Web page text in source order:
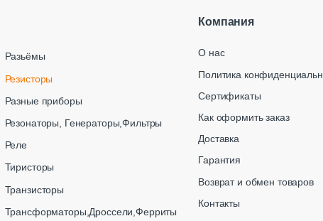
Разьёмы
Резисторы
Разные приборы
Резонаторы, Генераторы,Фильтры
Реле
Тиристоры
Транзисторы
Трансформаторы,Дроссели,Ферриты
Компания
О нас
Политика
Сертификаты
Как оформить заказ
Доставка
Гарантия
Возврат и обмен товаров
Контакты